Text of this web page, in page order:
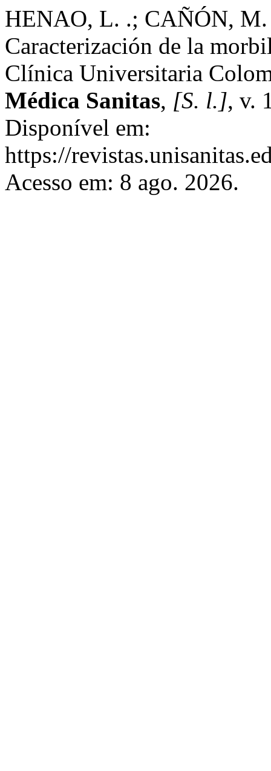
HENAO, L. .; CAÑÓN,
Caracterización de la
Clínica Universitaria
Médica Sanitas, [S. l.], v.
Disponível em:
https://
Acesso em: 8 ago. 2026.